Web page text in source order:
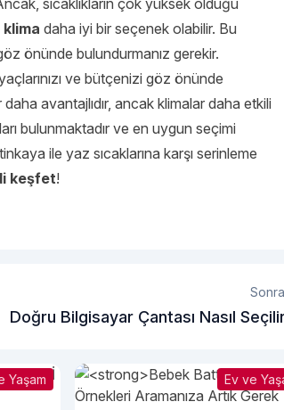
sıcaklıkların çok yüksek olduğu
klima daha iyi bir seçenek olabilir. Bu
önünde bulundurmanız gerekir.
ve bütçenizi göz önünde
avantajlıdır, ancak klimalar daha etkili
bulunmaktadır ve en uygun seçimi
ile yaz sıcaklarına karşı serinleme
keşfet!
Doğru Bilgisayar Çantası Nasıl
Yaşam Ev ve